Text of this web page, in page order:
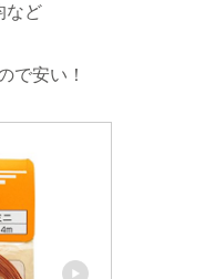
ど
で安い！